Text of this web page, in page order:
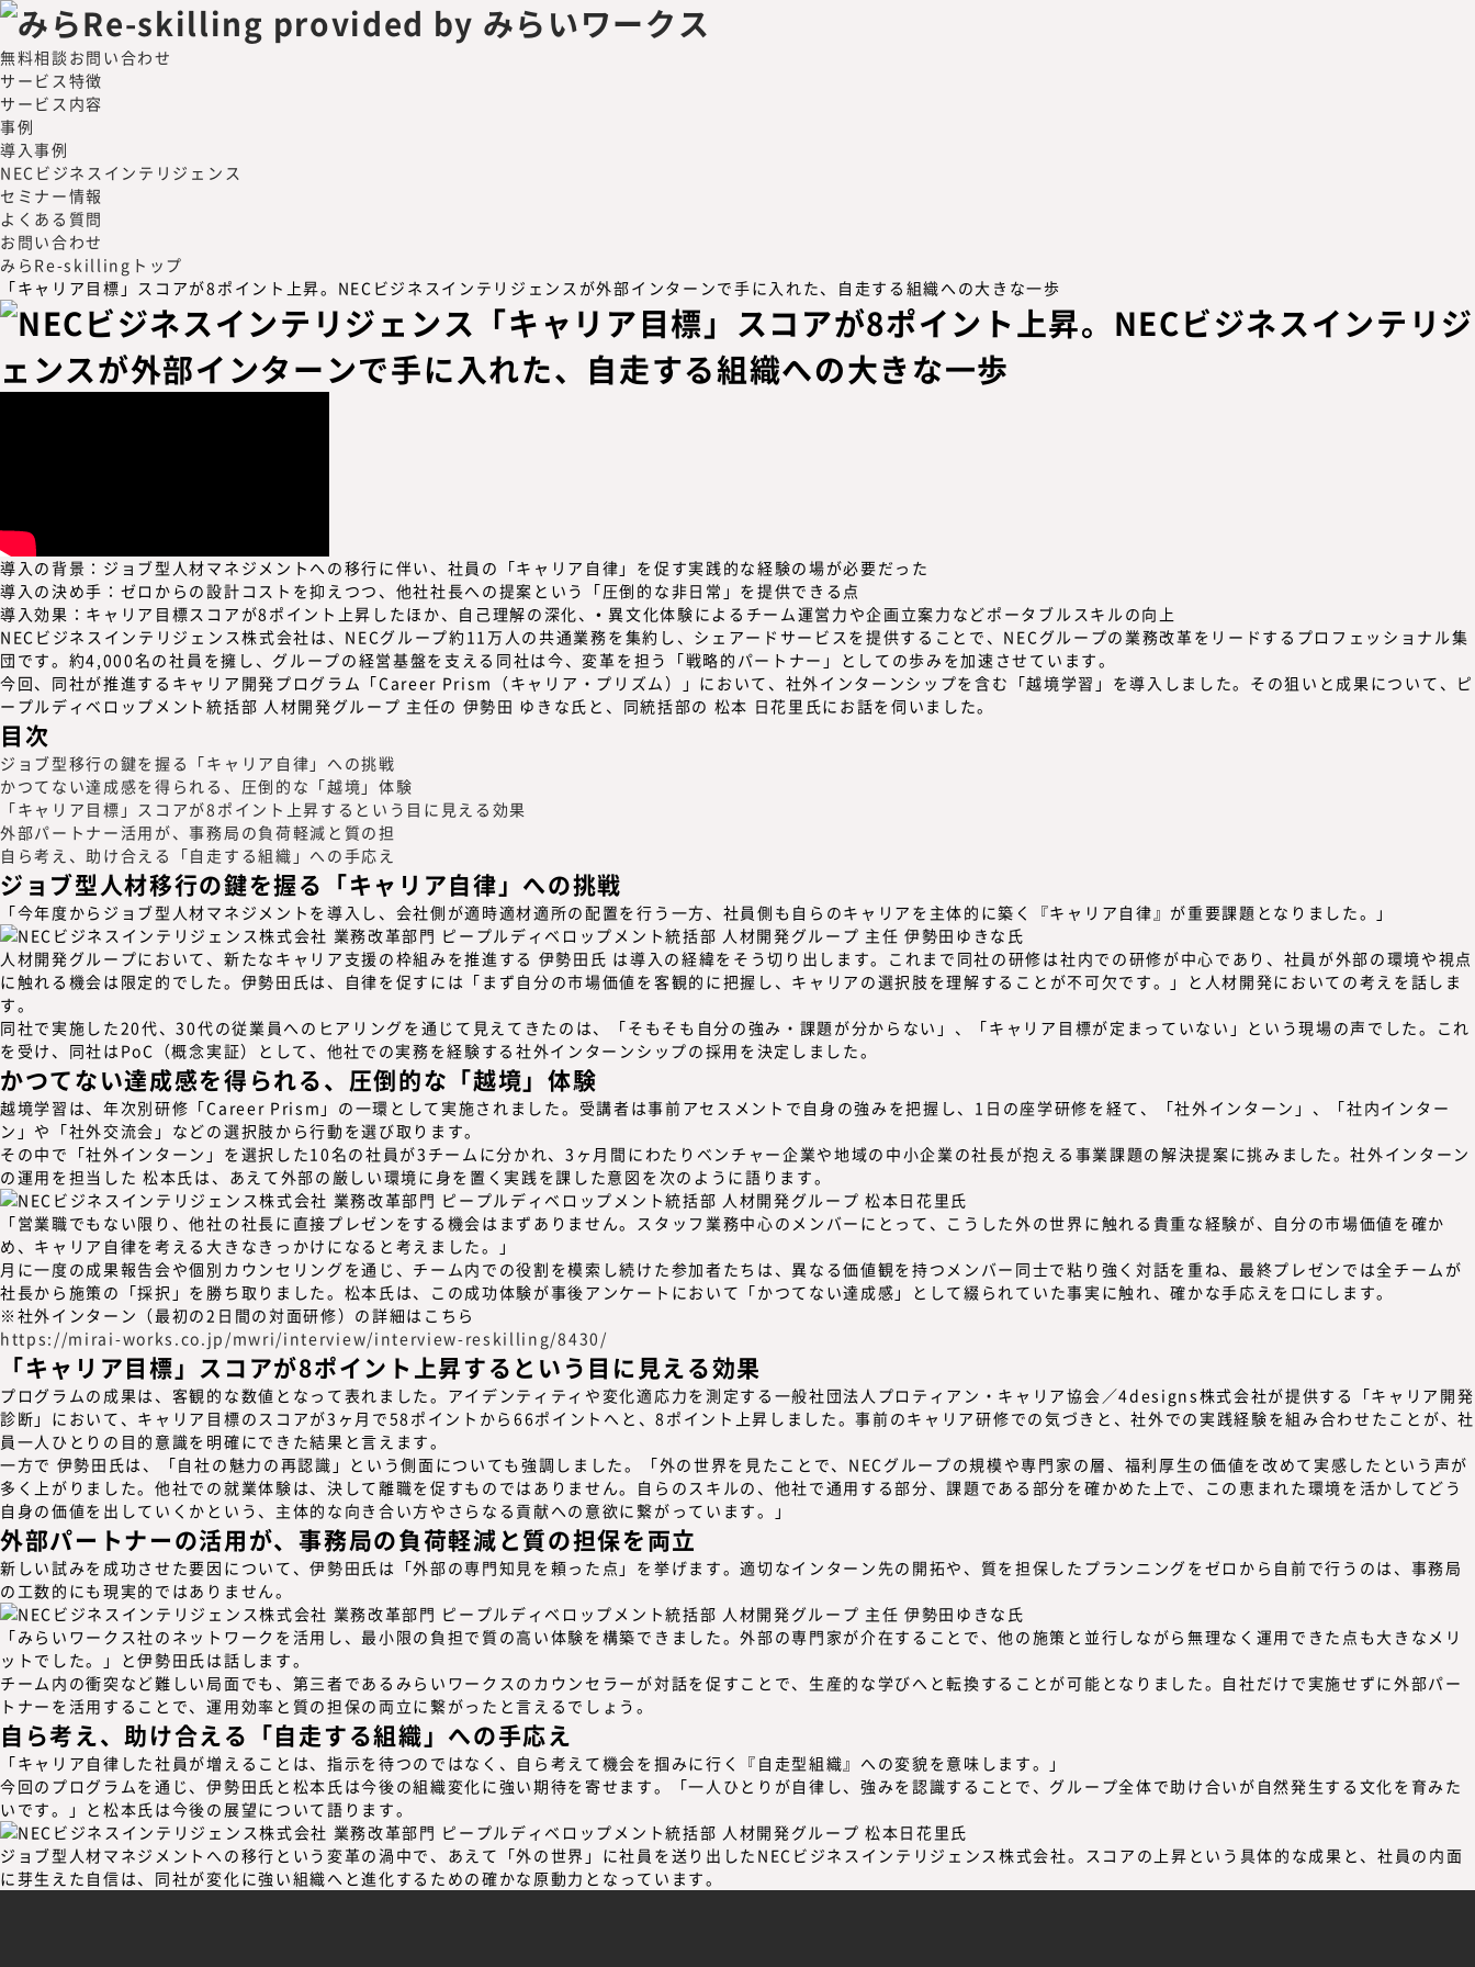
無料相談 お問い合わせ
サービス特徴
サービス内容
事例
導入事例
NECビジネスインテリジェンス
セミナー情報
よくある質問
お問い合わせ
みらRe-skillingトップ
「キャリア目標」スコアが8ポイント上昇。NECビジネスインテリジェンスが外部インターンで手に入れた、自走する組織への大きな一歩
「キャリア目標」スコアが8ポイント上昇。NECビジネスインテリジ
ェンスが外部インターンで手に入れた、自走する組織への大きな一歩
導入の背景： ジョブ型人材マネジメントへの移行に伴い、社員の「キャリア自律」を促す実践的な経験の場が必要だった
導入の決め手： ゼロからの設計コストを抑えつつ、他社社長への提案という「圧倒的な非日常」を提供できる点
導入効果： キャリア目標スコアが8ポイント上昇したほか、自己理解の深化、• 異文化体験によるチーム運営力や企画立案力などポータブルスキルの向上
NECビジネスインテリジェンス株式会社は、NECグループ約11万人の共通業務を集約し、シェアードサービスを提供することで、NECグループの業務改革をリードするプロフェッショナル集
団です。約4,000名の社員を擁し、グループの経営基盤を支える同社は今、変革を担う「戦略的パートナー」としての歩みを加速させています。
今回、同社が推進するキャリア開発プログラム 「Career Prism（キャリア・プリズム）」 において、社外インターンシップを含む「越境学習」を導入しました。その狙いと成果について、ピ
ープルディベロップメント統括部 人材開発グループ 主任の 伊勢田 ゆきな氏と、同統括部の 松本 日花里氏にお話を伺いました。
目次
ジョブ型移行の鍵を握る「キャリア自律」への挑戦
かつてない達成感を得られる、圧倒的な「越境」体験
「キャリア目標」スコアが8ポイント上昇するという目に見える効果
外部パートナー活用が、事務局の負荷軽減と質の担
自ら考え、助け合える「自走する組織」への手応え
ジョブ型人材移行の鍵を握る「キャリア自律」への挑戦
「今年度からジョブ型人材マネジメントを導入し、会社側が適時適材適所の配置を行う一方、社員側も自らのキャリアを主体的に築く『キャリア自律』が重要課題となりました。」
人材開発グループにおいて、新たなキャリア支援の枠組みを推進する 伊勢田氏 は導入の経緯をそう切り出します。これまで同社の研修は社内での研修が中心であり、社員が外部の環境や視点
に触れる機会は限定的でした。伊勢田氏は、自律を促すには「まず 自分の市場価値を客観的に把握し、キャリアの選択肢を理解すること が不可欠です。」と人材開発においての考えを話しま
す。
同社で実施した20代、30代の従業員へのヒアリングを通じて見えてきたのは、「そもそも自分の強み・課題が分からない」、「キャリア目標が定まっていない」という現場の声でした。これ
を受け、同社はPoC（概念実証）として、他社での実務を経験する社外インターンシップの採用を決定しました。
かつてない達成感を得られる、圧倒的な「越境」体験
越境学習は、年次別研修「Career Prism」の一環として実施されました。受講者は事前アセスメントで自身の強みを把握し、1日の座学研修を経て、「社外インターン」、「社内インター
ン」や「社外交流会」などの選択肢から行動を選び取ります。
その中で「社外インターン」を選択した10名の社員が3チームに分かれ、3ヶ月間にわたりベンチャー企業や地域の中小企業の社長が抱える事業課題の解決提案に挑みました。社外インターン
の運用を担当した 松本氏は、あえて外部の厳しい環境に身を置く実践を課した意図を次のように語ります。
「営業職でもない限り、他社の社長に直接プレゼンをする機会はまずありません。スタッフ業務中心のメンバーにとって、こうした外の世界に触れる貴重な経験が、 自分の市場価値を確か
め、キャリア自律を考える大きなきっかけ になると考えました。」
月に一度の成果報告会や個別カウンセリングを通じ、チーム内での役割を模索し続けた参加者たちは、異なる価値観を持つメンバー同士で粘り強く対話を重ね、最終プレゼンでは全チームが
社長から施策の「採択」を勝ち取りました。松本氏は、この成功体験が事後アンケートにおいて 「かつてない達成感」 として綴られていた事実に触れ、確かな手応えを口にします。
※社外インターン（最初の2日間の対面研修）の詳細はこちら
https://mirai-works.co.jp/mwri/interview/interview-reskilling/8430/
「キャリア目標」スコアが8ポイント上昇するという目に見える効果
プログラムの成果は、客観的な数値となって表れました。アイデンティティや変化適応力を測定する一般社団法人プロティアン・キャリア協会／4designs株式会社が提供する「キャリア開発
診断」において、 キャリア目標のスコアが3ヶ月で58ポイントから66ポイントへと、8ポイント上昇 しました。事前のキャリア研修での気づきと、社外での実践経験を組み合わせたことが、社
員一人ひとりの目的意識を明確にできた結果と言えます。
一方で 伊勢田氏は、
「自社の魅力の再認識」 という側面についても強調しました。「外の世界を見たことで、NECグループの規模や専門家の層、福利厚生の価値を改めて実感したという声が
多く上がりました。他社での就業体験は、決して離職を促すものではありません。自らのスキルの、他社で通用する部分、課題である部分を確かめた上で、
この恵まれた環境を活かしてどう
自身の価値を出していくかという、主体的な向き合い方やさらなる貢献への意欲に繋がっています。
」
外部パートナーの活用が、事務局の負荷軽減と質の担保を両立
新しい試みを成功させた要因について、伊勢田氏は「外部の専門知見を頼った点」を挙げます。適切なインターン先の開拓や、質を担保したプランニングをゼロから自前で行うのは、事務局
の工数的にも現実的ではありません。
「みらいワークス社のネットワークを活用し、最小限の負担で質の高い体験を構築できました。外部の専門家が介在することで、他の施策と並行しながら無理なく運用できた 点も大きなメリ
ットでした。」と伊勢田氏は話します。
チーム内の衝突など難しい局面でも、第三者であるみらいワークスのカウンセラーが対話を促すことで、生産的な学びへと転換することが可能となりました。自社だけで実施せずに外部パー
トナーを活用することで、運用効率と質の担保の両立に繋がったと言えるでしょう。
自ら考え、助け合える「自走する組織」への手応え
「キャリア自律した社員が増えることは、指示を待つのではなく、 自ら考えて機会を掴みに行く『自走型組織』への変貌を意味します。」
今回のプログラムを通じ、伊勢田氏と松本氏は今後の組織変化に強い期待を寄せます。「一人ひとりが自律し、強みを認識することで、グループ全体で助け合いが自然発生する文化を育みた
いです。」と松本氏は今後の展望について語ります。
ジョブ型人材マネジメントへの移行という変革の渦中で、あえて「外の世界」に社員を送り出したNECビジネスインテリジェンス株式会社。スコアの上昇という具体的な成果と、社員の内面
に芽生えた自信は、 同社が変化に強い組織へと進化するための確かな原動力 となっています。